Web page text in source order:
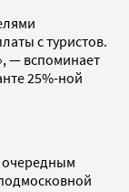
с туристов.
— вспоминает
25%-ной
очередным